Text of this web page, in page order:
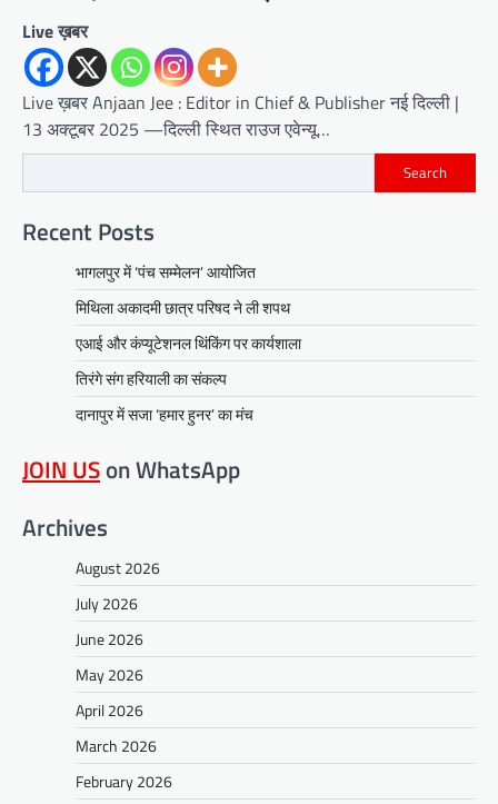
Live ख़बर
Live ख़बर Anjaan Jee : Editor in Chief & Publisher नई दिल्ली |
13 अक्टूबर 2025 —दिल्ली स्थित राउज एवेन्यू…
Search
Recent Posts
भागलपुर में ‘पंच सम्मेलन’ आयोजित
मिथिला अकादमी छात्र परिषद ने ली शपथ
एआई और कंप्यूटेशनल थिंकिंग पर कार्यशाला
तिरंगे संग हरियाली का संकल्प
दानापुर में सजा ‘हमार हुनर’ का मंच
JOIN USon WhatsApp
Archives
August 2026
July 2026
June 2026
May 2026
April 2026
March 2026
February 2026